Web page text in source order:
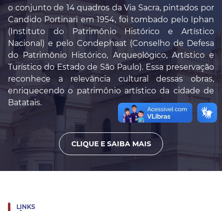
o conjunto de 14 quadros da Via Sacra, pintados por
Candido Portinari em 1954, foi tombado pelo Iphan
(Instituto do Patrimônio Histórico e Artístico
Nacional) e pelo Condephaat (Conselho de Defesa
do Patrimônio Histórico, Arqueológico, Artístico e
Turístico do Estado de São Paulo). Essa preservação
reconhece a relevância cultural dessas obras,
enriquecendo o patrimônio artístico da cidade de
Batatais.
CLIQUE E SAIBA MAIS
LINKS